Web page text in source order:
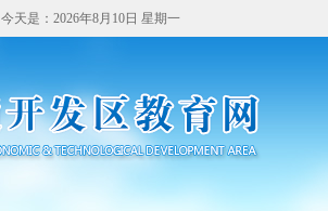
今天是： 2026年8月10日 星期一